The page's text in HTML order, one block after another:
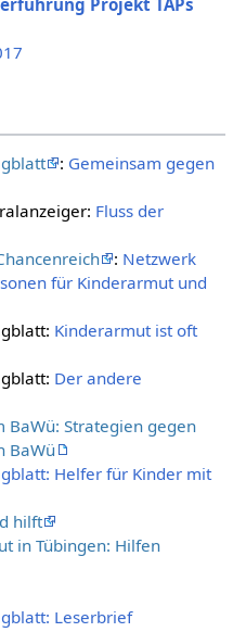
Projekt TAPs
: Gemeinsam gegen
Fluss der
: Netzwerk
für Kinderarmut und
Kinderarmut ist oft
Der andere
BaWü: Strategien gegen
BaWü
Helfer für Kinder mit
hilft
in Tübingen: Hilfen
Leserbrief